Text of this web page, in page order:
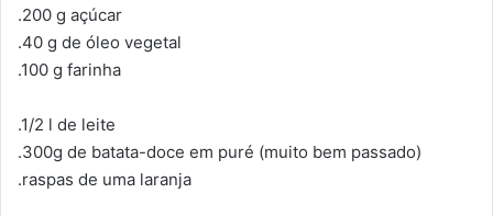
.200 g açúcar
.40 g de óleo vegetal
.100 g farinha
.1/2 l de leite
.300g de batata-doce em puré (muito bem passado)
.raspas de uma laranja